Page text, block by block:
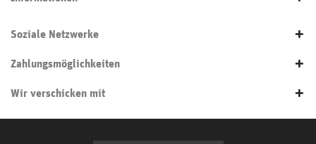
Soziale Netzwerke
Zahlungsmöglichkeiten
Wir verschicken mit